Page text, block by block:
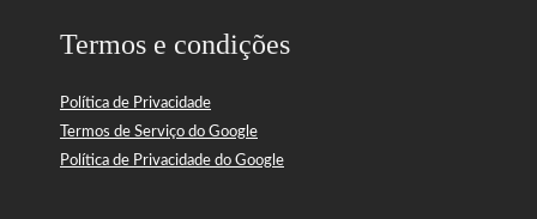
Termos e condições
Política de Privacidade
Termos de Serviço do Google
Política de Privacidade do Google